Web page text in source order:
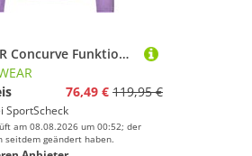
GOREWEAR Concurve Funktionsjacke Damen
76,49 € 119,95 €
SportScheck
am 08.08.2026 um 00:52; der
seitdem geändert haben.